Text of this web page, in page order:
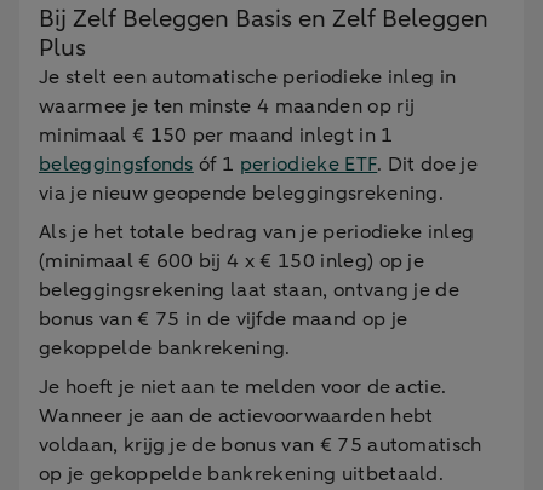
Bij Zelf Beleggen Basis en Zelf Beleggen
Plus
Je stelt een automatische periodieke inleg in
waarmee je ten minste 4 maanden op rij
minimaal € 150 per maand inlegt in 1
beleggingsfonds óf 1 periodieke ETF. Dit doe je
via je nieuw geopende beleggingsrekening.
Als je het totale bedrag van je periodieke inleg
(minimaal € 600 bij 4 x € 150 inleg) op je
beleggingsrekening laat staan, ontvang je de
bonus van € 75 in de vijfde maand op je
gekoppelde bankrekening.
Je hoeft je niet aan te melden voor de actie.
Wanneer je aan de actievoorwaarden hebt
voldaan, krijg je de bonus van € 75 automatisch
op je gekoppelde bankrekening uitbetaald.